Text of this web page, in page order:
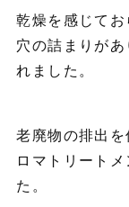
乾燥を感じて
穴の詰まりが
れました。
老廃物の排出
ロマトリート
た。